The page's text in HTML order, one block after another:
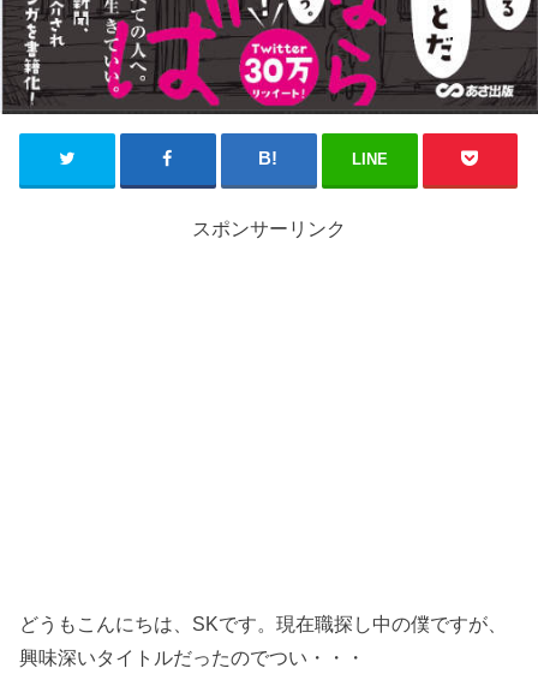
LINE
スポンサーリンク
どうもこんにちは、SKです。現在職探し中の僕ですが、
興味深いタイトルだったのでつい・・・